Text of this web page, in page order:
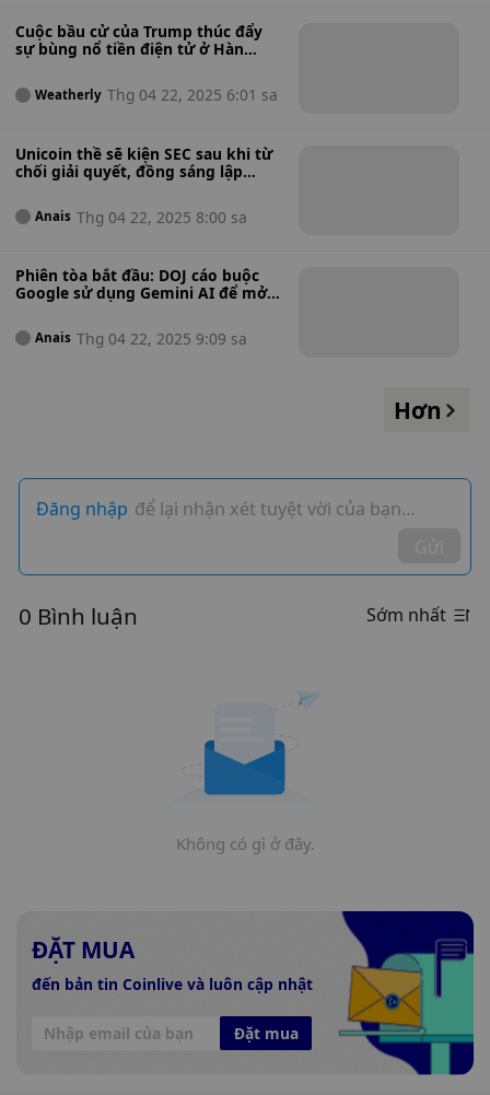
Cuộc bầu cử của Trump thúc đẩy
sự bùng nổ tiền điện tử ở Hàn
vọt lên 73 tỷ đô la
Weatherly Thg 04 22, 2025 6:01 sa
Unicoin thề sẽ kiện SEC sau khi từ
chối giải quyết, đồng sáng lập
thắng kiện"
Anais Thg 04 22, 2025 8:00 sa
Phiên tòa bắt đầu: DOJ cáo buộc
Google sử dụng Gemini AI để mở
kiếmAnais Thg 04 22, 2025 9:09 sa
Hơn
Đăng nhập để lại nhận xét tuyệt vời của bạn…
0 Bình luận Sớm nhất
Không có gì ở đây.
ĐẶT MUA
đến bản tin Coinlive và luôn cập nhật
Đặt mua